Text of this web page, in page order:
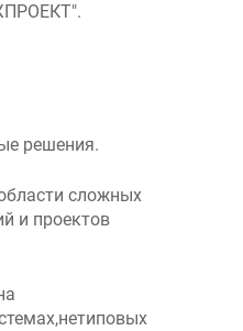
решения.
области сложных
и проектов